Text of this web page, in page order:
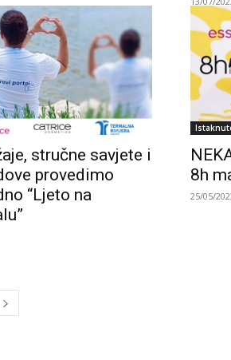
stručne savjete i
provedimo
“Ljeto na
8h
25/05/